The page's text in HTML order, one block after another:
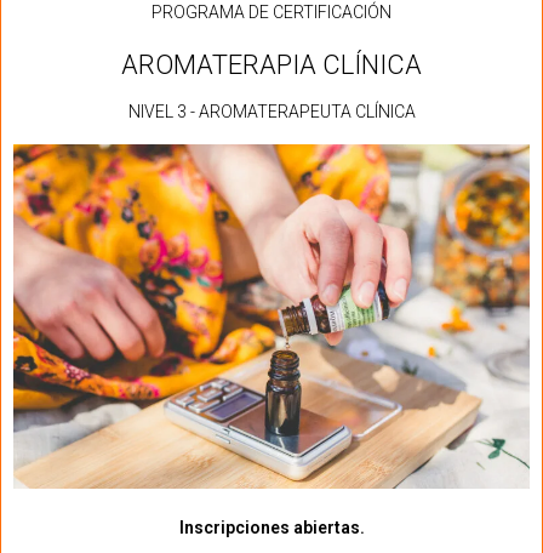
PROGRAMA DE CERTIFICACIÓN
AROMATERAPIA CLÍNICA
NIVEL 3 - AROMATERAPEUTA CLÍNICA
Inscripciones abiertas.